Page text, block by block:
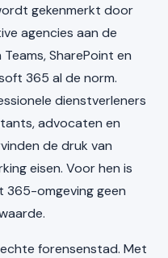
gekenmerkt door
agencies aan de
SharePoint en
365 al de norm.
dienstverleners
advocaten en
de druk van
eisen. Voor hen is
365-omgeving geen
forensenstad. Met